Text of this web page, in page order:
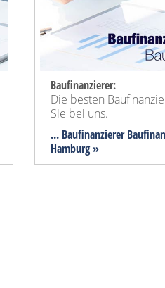
Baufinanzierer:
Die besten
Sie bei uns.
... Baufinanzierer
Hamburg »